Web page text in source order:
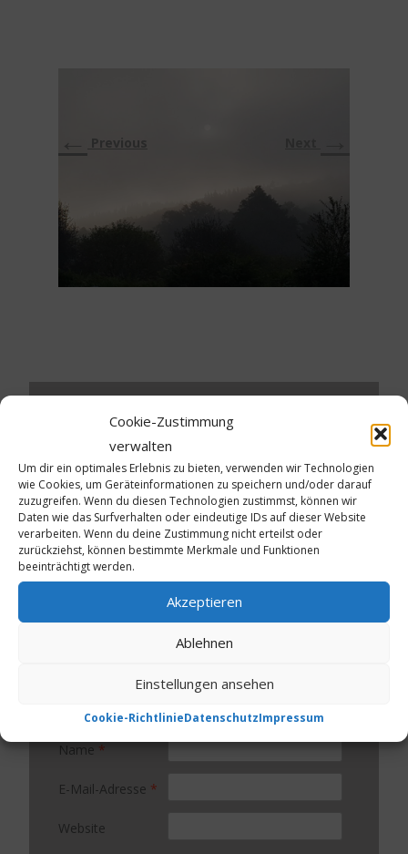
Cookie-Zustimmung
verwalten
Um dir ein optimales Erlebnis zu bieten, verwenden wir Technologien
wie Cookies, um Geräteinformationen zu speichern und/oder darauf
zuzugreifen. Wenn du diesen Technologien zustimmst, können wir
Daten wie das Surfverhalten oder eindeutige IDs auf dieser Website
verarbeiten. Wenn du deine Zustimmung nicht erteilst oder
zurückziehst, können bestimmte Merkmale und Funktionen
beeinträchtigt werden.
Akzeptieren
Ablehnen
Einstellungen ansehen
Cookie-RichtlinieDatenschutzImpressum
← Previous
Schreibe einen Kommentar
Deine E-Mail-Adresse wird nicht veröffentlicht.
Erforderliche Felder sind mit*markiert
Kommentar*
Name *
E-Mail-Adresse *
Website